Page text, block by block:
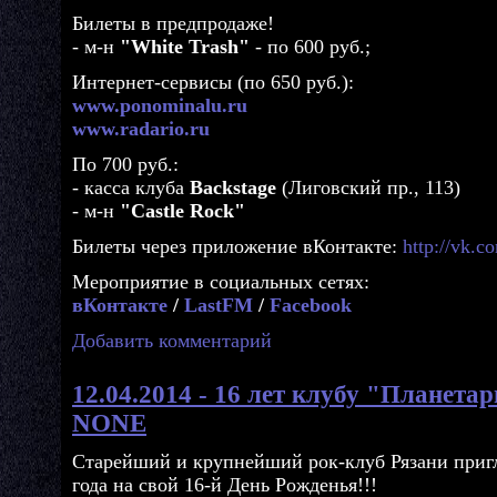
Билеты в предпродаже!
- м-н "White Trash" - по 600 руб.;
Интернет-сервисы (по 650 руб.):
www.ponominalu.ru
www.radario.ru
По 700 руб.:
- касса клуба Backstage (Лиговский пр., 113)
- м-н "Castle Rock"
Билеты через приложение вКонтакте: http://
Мероприятие в социальных сетях:
вКонтакте / LastFM / Facebook
Добавить комментарий
12.04.2014 - 16 лет клубу
NONE
Старейший и крупнейший рок-клуб Рязани
года на свой 16-й День Рожденья!!!